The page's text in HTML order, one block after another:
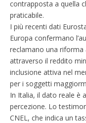
contrapposta a quella
praticabile.
I più recenti dati
Europa confermano
reclamano una riforma
attraverso il reddito
inclusione attiva nel
per i soggetti
In Italia, il dato reale è
percezione. Lo
CNEL, che indica un